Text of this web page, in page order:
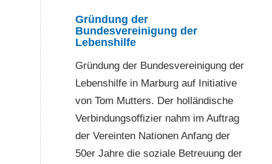
Gründung der
Bundesvereinigung der
Lebenshilfe
Gründung der Bundesvereinigung der
Lebenshilfe in Marburg auf Initiative
von Tom Mutters. Der holländische
Verbindungsoffizier nahm im Auftrag
der Vereinten Nationen Anfang der
50er Jahre die soziale Betreuung der